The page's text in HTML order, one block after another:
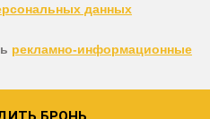
данных
рекламно-информационные